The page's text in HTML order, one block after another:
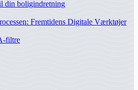
din boligindretning
Fremtidens Digitale Værktøjer
filtre